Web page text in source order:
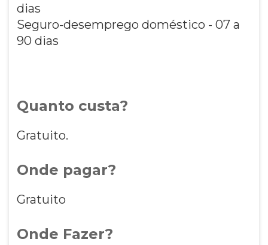
dias
Seguro-desemprego doméstico - 07 a
90 dias
Quanto custa?
Gratuito.
Onde pagar?
Gratuito
Onde Fazer?